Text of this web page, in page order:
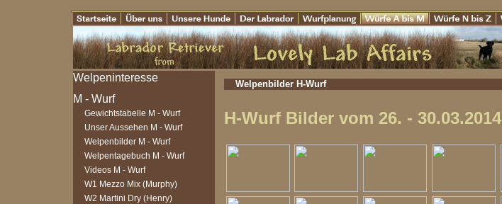
Gewichtstabelle M - Wurf
Unser Aussehen M - Wurf
Welpenbilder M - Wurf
Welpentagebuch M - Wurf
Videos M - Wurf
W1 Mezzo Mix (Murphy)
W2 Martini Dry (Henry)
Welpenbilder H-Wurf
H-Wurf Bilder vom 26. - 30.03.2014